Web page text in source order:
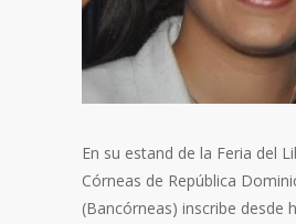
En su estand de la Feria del
Córneas de República
(Bancórneas) inscribe desde